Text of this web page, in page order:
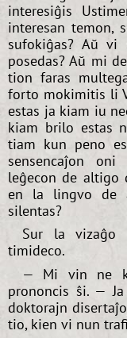
interesiĝis
interesan temon,
sufokiĝas? Aŭ vi
posedas? Aŭ mi
tion faras
forto mokimitis li
estas ja kiam iu
kiam brilo estas
tiam kun peno
sensencaĵon
leĝecon de altigo
en la lingvo de
silentas?
Sur la vizaĝo
timideco.
— Mi vin ne
prononcis ŝi. —
doktorajn
tio, kien vi nun